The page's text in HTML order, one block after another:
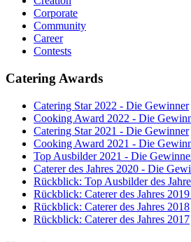
Corporate
Community
Career
Contests
Catering Awards
Catering Star 2022 - Die Gewinner
Cooking Award 2022 - Die
Catering Star 2021 - Die Gewinner
Cooking Award 2021 - Die
Top Ausbilder 2021 - Die
Caterer des Jahres 2020 - Die
Rückblick: Top Ausbilder des
Rückblick: Caterer des Jahres
Rückblick: Caterer des Jahres 2018
Rückblick: Caterer des Jahres 2017